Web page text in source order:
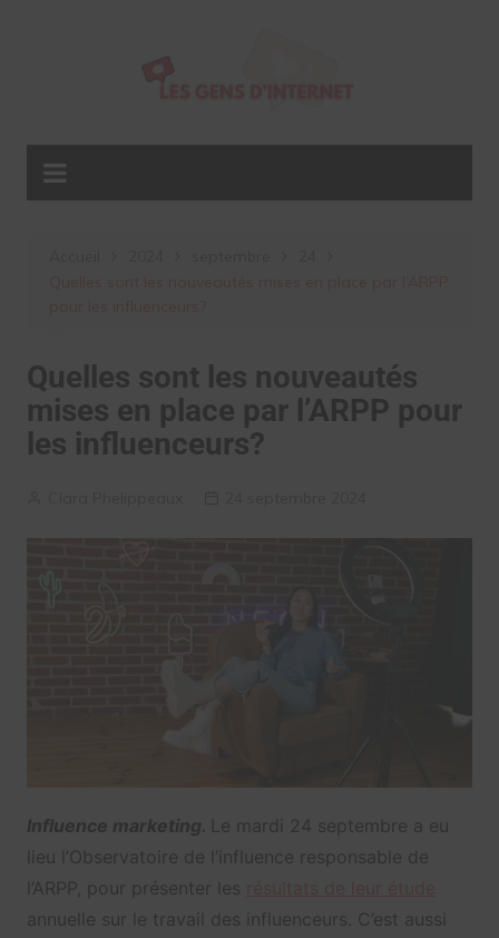
Quelles sont les nouveautés
mises en place par l’ARPP pour
les influenceurs?
Influence marketing. Le mardi 24 septembre a eu
lieu l’Observatoire de l’influence responsable de
l’ARPP, pour présenter les
annuelle sur le travail des influenceurs. C’est aussi